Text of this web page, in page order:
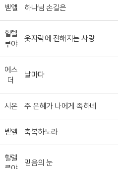
벧엘 하나님 손길은
할렐
루야
옷자락에 전해지는 사랑
에스
더
날마다
시온 주 은혜가 나에게 족하네
벧엘 축복하노라
할렐
믿음의 눈